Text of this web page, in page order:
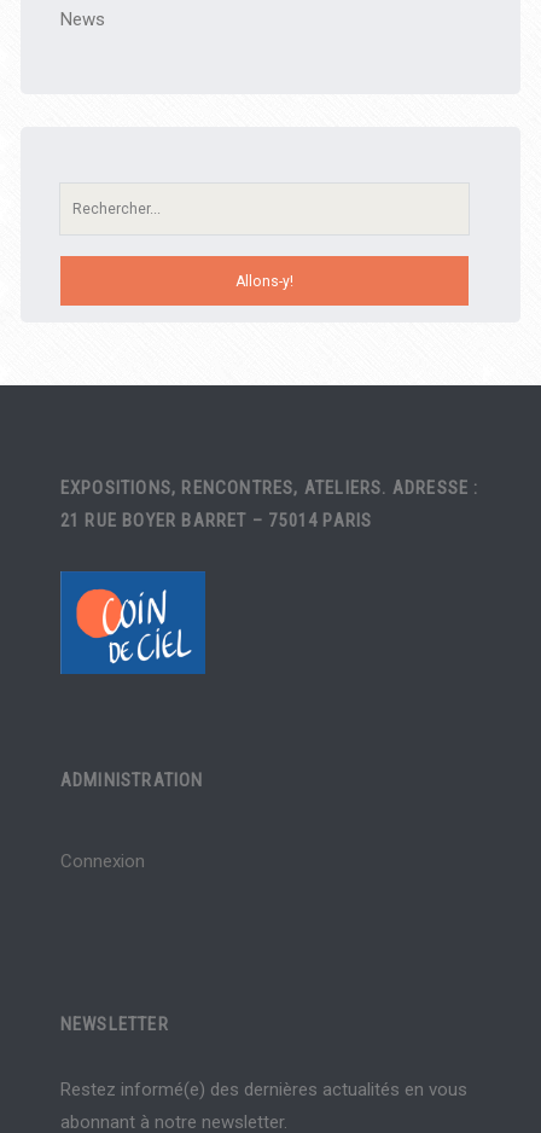
News
Recherche:
EXPOSITIONS, RENCONTRES, ATELIERS. ADRESSE :
21 RUE BOYER BARRET – 75014 PARIS
ADMINISTRATION
Connexion
NEWSLETTER
Restez informé(e) des dernières actualités en vous
abonnant à notre newsletter.